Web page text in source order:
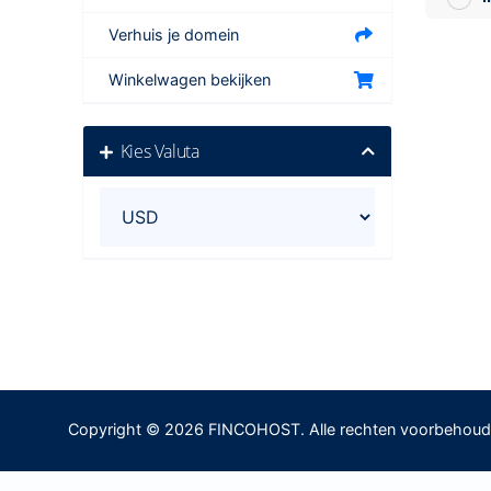
Verhuis je domein
Winkelwagen bekijken
Kies Valuta
Copyright © 2026 FINCOHOST. Alle rechten